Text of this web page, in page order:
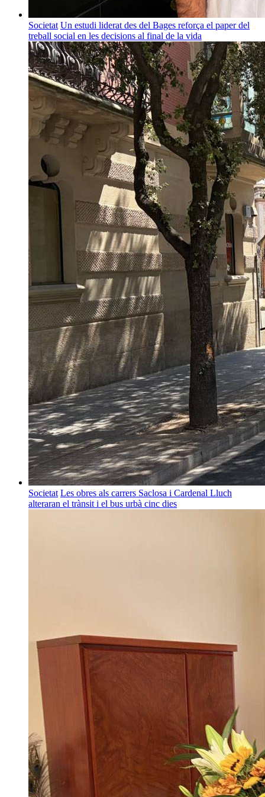
Societat Un estudi liderat des del Bages reforça el paper del
treball social en les decisions al final de la vida
Societat Les obres als carrers Saclosa i Cardenal Lluch
alteraran el trànsit i el bus urbà cinc dies